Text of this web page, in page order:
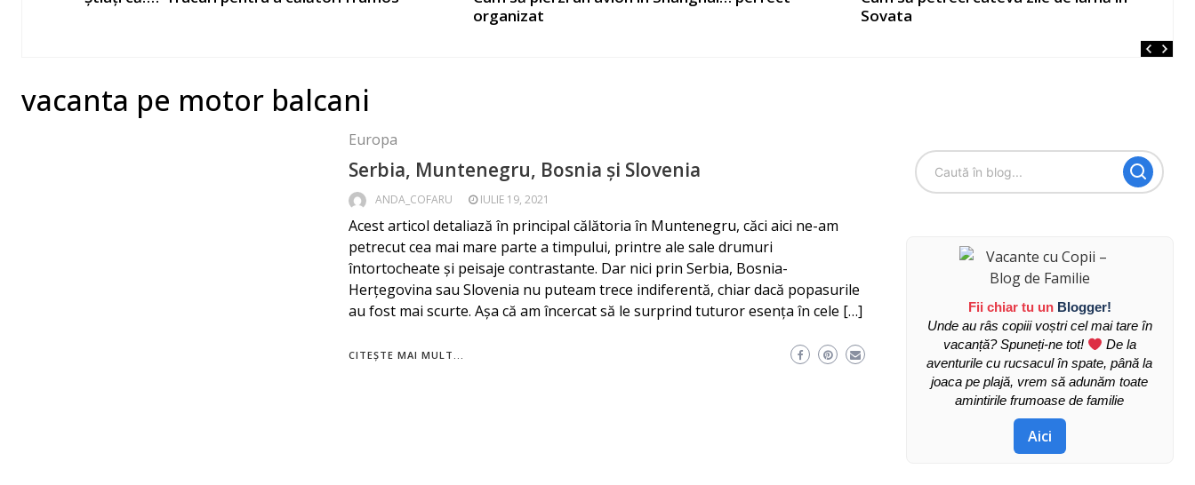
organizat
Sovata
vacanta pe motor balcani
Europa
Serbia, Muntenegru, Bosnia și Slovenia
ANDA_COFARU IULIE 19, 2021
Acest articol detaliază în principal călătoria în Muntenegru, căci aici ne-am
petrecut cea mai mare parte a timpului, printre ale sale drumuri
întortocheate și peisaje contrastante. Dar nici prin Serbia, Bosnia-
Herțegovina sau Slovenia nu puteam trece indiferentă, chiar dacă popasurile
au fost mai scurte. Așa că am încercat să le surprind tuturor esența în cele […]
CITEȘTE MAI MULT...
Fii chiar tu un Blogger!
Unde au râs copiii voștri cel mai tare în
vacanță? Spuneți-ne tot!
De la
aventurile cu rucsacul în spate, până la
joaca pe plajă, vrem să adunăm toate
amintirile frumoase de familie
Aici